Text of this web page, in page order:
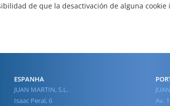
de que la desactivación de alguna
ESPANHA
JUAN MARTIN, S.L.
Isaac Peral, 6
Av.